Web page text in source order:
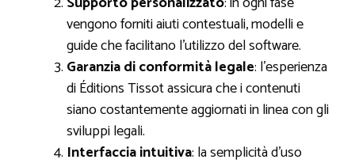
vengono forniti aiuti contestuali, modelli e
guide che facilitano l’utilizzo del software.
Garanzia di conformità legale: l’esperienza
di Éditions Tissot assicura che i contenuti
siano costantemente aggiornati in linea con gli
sviluppi legali.
Interfaccia intuitiva: la semplicità d’uso